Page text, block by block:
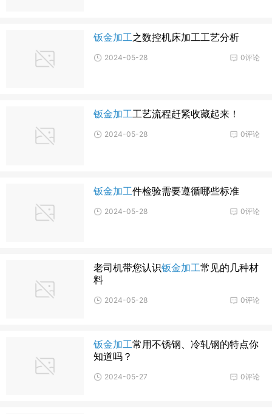
钣金加工之数控机床加工工艺分析
0评论
2024-05-28
钣金加工工艺流程赶紧收藏起来！
0评论
2024-05-28
钣金加工件检验需要遵循哪些标准
0评论
2024-05-28
老司机带您认识钣金加工常见的几种材
料
0评论
2024-05-28
钣金加工常用不锈钢、冷轧钢的特点你
知道吗？
0评论
2024-05-27